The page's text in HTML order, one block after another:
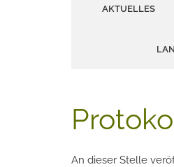
AKTUELLES
An dieser Stelle